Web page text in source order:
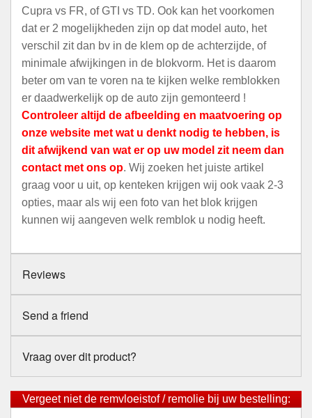
Cupra vs FR, of GTI vs TD. Ook kan het voorkomen
dat er 2 mogelijkheden zijn op dat model auto, het
verschil zit dan bv in de klem op de achterzijde, of
minimale afwijkingen in de blokvorm. Het is daarom
beter om van te voren na te kijken welke remblokken
er daadwerkelijk op de auto zijn gemonteerd !
Controleer altijd de afbeelding en maatvoering op
onze website met wat u denkt nodig te hebben, is
dit afwijkend van wat er op uw model zit neem dan
contact met ons op. Wij zoeken het juiste artikel
graag voor u uit, op kenteken krijgen wij ook vaak 2-3
opties, maar als wij een foto van het blok krijgen
kunnen wij aangeven welk remblok u nodig heeft.
Reviews
Send a friend
Vraag over dit product?
Vergeet niet de remvloeistof / remolie bij uw bestelling: